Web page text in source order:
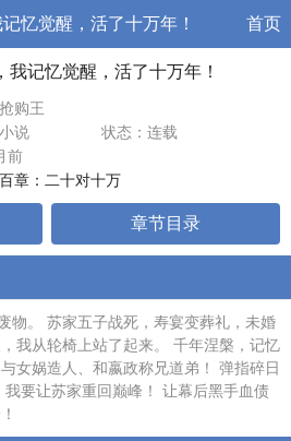
忆觉醒，活了十万年！ 首页
我记忆觉醒，活了十万年！
购王
说
状态：连载
前
章：二十对十万
章节目录
物。 苏家五子战死，寿宴变葬礼，未婚
我从轮椅上站了起来。 千年涅槃，记忆
娲造人、和嬴政称兄道弟！ 弹指碎日
我要让苏家重回巅峰！ 让幕后黑手血债